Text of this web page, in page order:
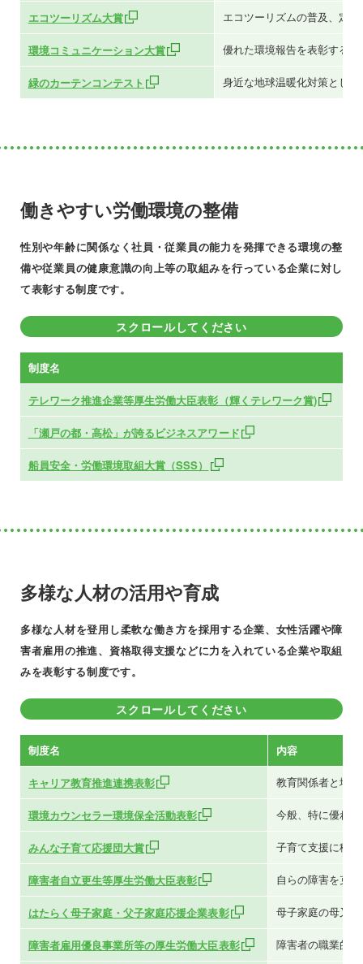
エコツーリズム大賞 エコツーリズムの普及、定
環境コミュニケーション大賞 優れた環境報告を表彰する
緑のカーテンコンテスト 身近な地球温暖化対策とし
働きやすい労働環境の整備
性別や年齢に関係なく社員・従業員の能力を発揮できる環境の整
備や従業員の健康意識の向上等の取組みを行っている企業に対し
て表彰する制度です。
スクロールしてください
制度名
テレワーク推進企業等厚生労働大臣表彰（輝くテレワーク賞)
「瀬戸の都・高松」が誇るビジネスアワード
船員安全・労働環境取組大賞（SSS）
多様な人材の活用や育成
多様な人材を登用し柔軟な働き方を採用する企業、女性活躍や障
害者雇用の推進、資格取得支援などに力を入れている企業や取組
みを表彰する制度です。
スクロールしてください
制度名 内容
キャリア教育推進連携表彰 教育関係者と地
環境カウンセラー環境保全活動表彰 今般、特に優れ
みんな子育て応援団大賞 子育て支援に積
障害者自立更生等厚生労働大臣表彰 自らの障害を克
はたらく母子家庭・父子家庭応援企業表彰 母子家庭の母又
障害者雇用優良事業所等の厚生労働大臣表彰 障害者の職業的